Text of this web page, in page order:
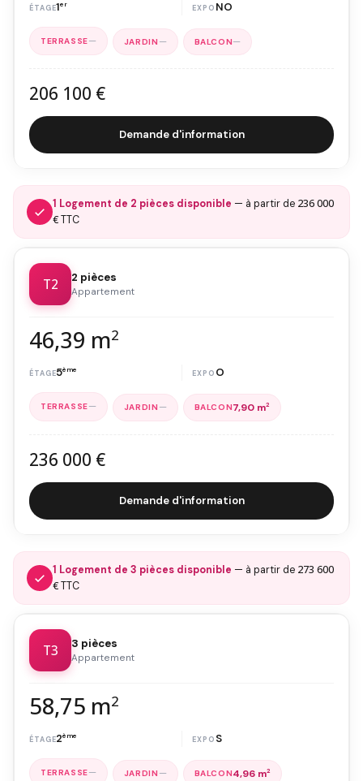
1er NO
— — —
206 100 €
Demande d'information
1 Logement de 2 pièces disponible — à partir de 236 000
€TTC
T2 2 pièces
Appartement
46,39 m2
5ème O
— — 7,90 m2
236 000 €
Demande d'information
1 Logement de 3 pièces disponible — à partir de 273 600
€TTC
T3 3 pièces
Appartement
58,75 m2
2ème S
— — 4,96 m2